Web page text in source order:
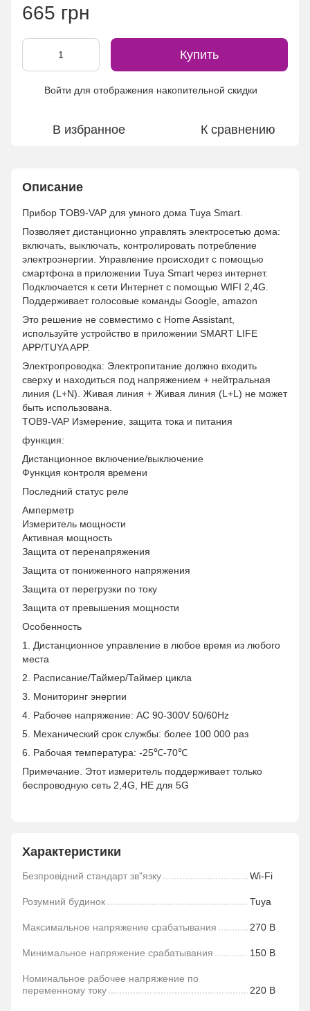
665 грн
Купить
Войти для отображения накопительной скидки
В избранное К сравнению
Описание
Прибор TOB9-VAP для умного дома Tuya Smart.
Позволяет дистанционно управлять электросетью дома:
включать, выключать, контролировать потребление
электроэнергии. Управление происходит с помощью
смартфона в приложении Tuya Smart через интернет.
Подключается к сети Интернет с помощью WIFI 2,4G.
Поддерживает голосовые команды Google, amazon
Это решение не совместимо с Home Assistant,
используйте устройство в приложении SMART LIFE
APP/TUYA APP.
Электропроводка: Электропитание должно входить
сверху и находиться под напряжением + нейтральная
линия (L+N). Живая линия + Живая линия (L+L) не может
быть использована.
TOB9-VAP Измерение, защита тока и питания
функция:
Дистанционное включение/выключение
Функция контроля времени
Последний статус реле
Амперметр
Измеритель мощности
Активная мощность
Защита от перенапряжения
Защита от пониженного напряжения
Защита от перегрузки по току
Защита от превышения мощности
Особенность
1. Дистанционное управление в любое время из любого
места
2. Расписание/Таймер/Таймер цикла
3. Мониторинг энергии
4. Рабочее напряжение: AC 90-300V 50/60Hz
5. Механический срок службы: более 100 000 раз
6. Рабочая температура: -25℃-70℃
Примечание. Этот измеритель поддерживает только
беспроводную сеть 2,4G, НЕ для 5G
Характеристики
Безпровідний стандарт зв"язку Wi-Fi
Розумний будинок Tuya
Максимальное напряжение срабатывания 270 В
Минимальное напряжение срабатывания 150 В
Номинальное рабочее напряжение по
переменному току
220 В